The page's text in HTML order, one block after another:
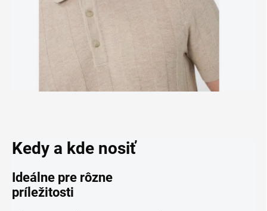
Kedy a kde nosiť
Ideálne pre rôzne
príležitosti